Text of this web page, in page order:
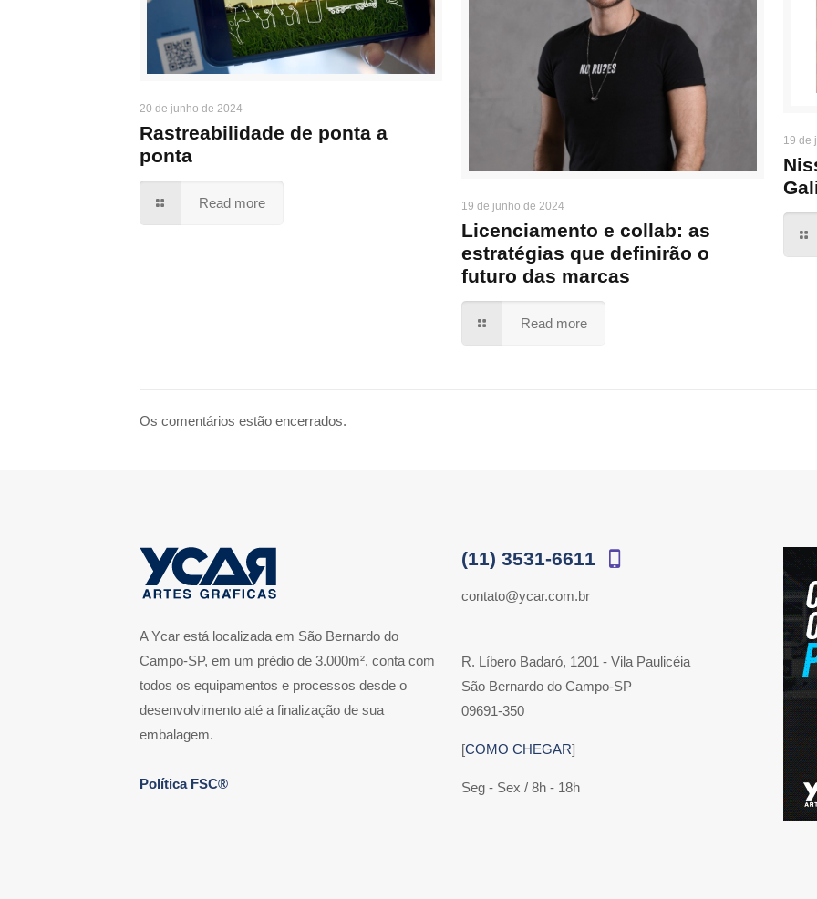
20 de junho de 2024
Rastreabilidade de ponta a
ponta
Read more 19 de junho de 2024
Licenciamento e collab: as
estratégias que definirão o
futuro das marcas
Read more
19 de
Os comentários estão encerrados.
A Ycar está localizada em São Bernardo do
Campo-SP, em um prédio de 3.000m², conta com
todos os equipamentos e processos desde o
desenvolvimento até a finalização de sua
embalagem.
Política FSC®
(11) 3531-6611
contato@ycar.com.br
R. Líbero Badaró, 1201 - Vila Paulicéia
São Bernardo do Campo-SP
09691-350
[COMO CHEGAR]
Seg - Sex / 8h - 18h